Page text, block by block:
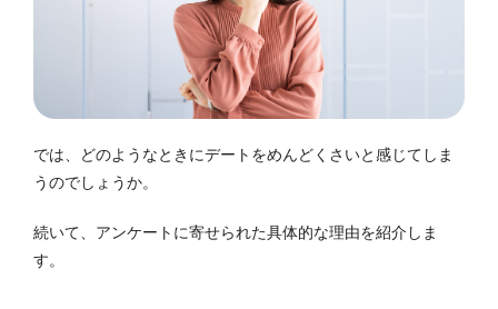
では、どのようなときにデートをめんどくさいと感じてしま
うのでしょうか。
続いて、アンケートに寄せられた具体的な理由を紹介しま
す。